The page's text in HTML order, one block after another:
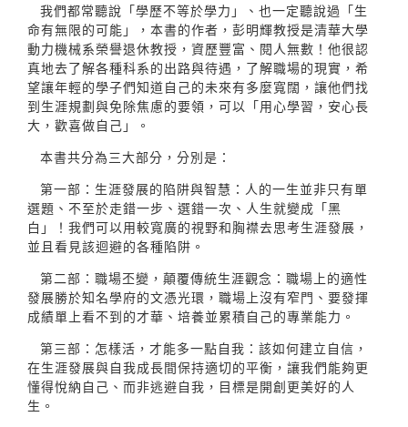
我們都常聽說「學歷不等於學力」、也一定聽說過「生
命有無限的可能」，本書的作者，彭明輝教授是清華大學
動力機械系榮譽退休教授，資歷豐富、閱人無數！他很認
真地去了解各種科系的出路與待遇，了解職場的現實，希
望讓年輕的學子們知道自己的未來有多麼寬闊，讓他們找
到生涯規劃與免除焦慮的要領，可以「用心學習，安心長
大，歡喜做自己」。
本書共分為三大部分，分別是：
第一部：生涯發展的陷阱與智慧：人的一生並非只有單
選題、不至於走錯一步、選錯一次、人生就變成「黑
白」！我們可以用較寬廣的視野和胸襟去思考生涯發展，
並且看見該迴避的各種陷阱。
第二部：職場丕變，顛覆傳統生涯觀念：職場上的適性
發展勝於知名學府的文憑光環，職場上沒有窄門、要發揮
成績單上看不到的才華、培養並累積自己的專業能力。
第三部：怎樣活，才能多一點自我：該如何建立自信，
在生涯發展與自我成長間保持適切的平衡，讓我們能夠更
懂得悅納自己、而非逃避自我，目標是開創更美好的人
生。